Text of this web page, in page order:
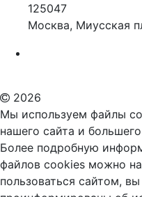
125047
Москва, Миусская
2026
Мы используем файлы
нашего сайта и
Более подробную
файлов cookies можно
пользоваться сайтом,